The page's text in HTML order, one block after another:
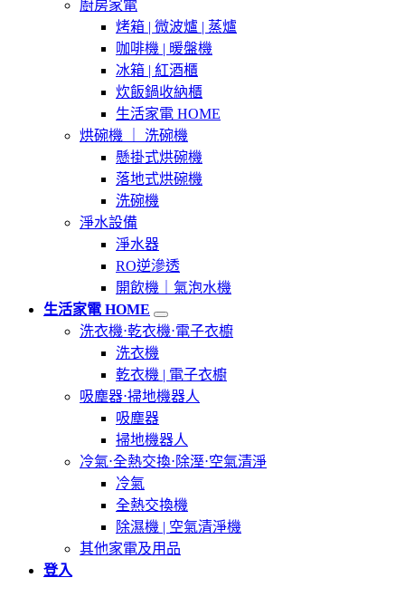
廚房家電
烤箱 | 微波爐 | 蒸爐
咖啡機 | 暖盤機
冰箱 | 紅酒櫃
炊飯鍋收納櫃
生活家電 HOME
烘碗機 ｜ 洗碗機
懸掛式烘碗機
落地式烘碗機
洗碗機
淨水設備
淨水器
RO逆滲透
開飲機｜氣泡水機
生活家電 HOME
洗衣機⋅乾衣機⋅電子衣櫥
洗衣機
乾衣機 | 電子衣櫥
吸塵器⋅掃地機器人
吸塵器
掃地機器人
冷氣⋅全熱交換⋅除溼⋅空氣清淨
冷氣
全熱交換機
除濕機 | 空氣清淨機
其他家電及用品
登入